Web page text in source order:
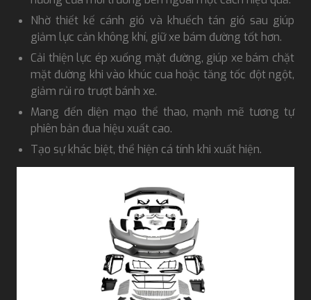
Nhờ thiết kế cánh gió và khuếch tán gió sau giúp
giảm lực cản không khí, giữ xe bám đường tốt hơn.
Cải thiện lực ép xuống mặt đường, giúp xe bám chặt
mặt đường khi vào khúc cua hoặc tăng tốc đột ngột,
giảm rủi ro trượt bánh xe.
Mang đến diện mạo thể thao, mạnh mẽ tương tự
phiên bản đua hiệu xuất cao.
Tạo sự khác biệt, thể hiện cá tính khi xuất hiện.